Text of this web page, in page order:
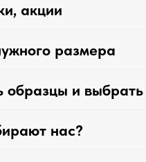
акции
размера
образцы и выбрать
нас?